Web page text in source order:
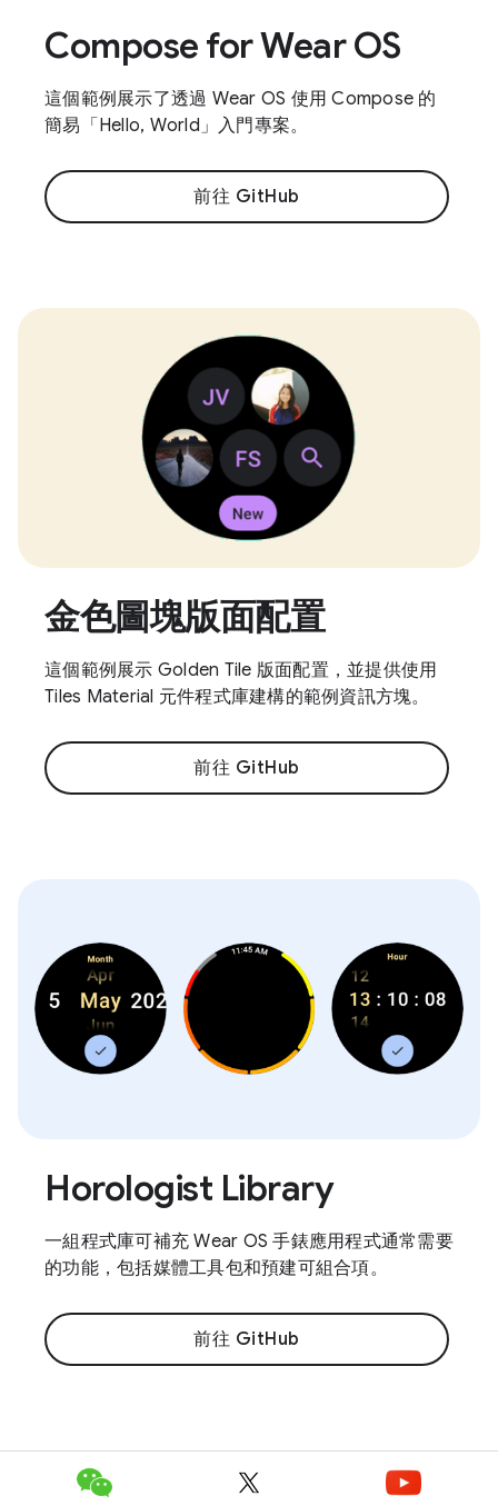
Compose for Wear OS
這個範例展示了透過 Wear OS 使用 Compose 的
簡易「Hello, World」入門專案。
前往 GitHub
金色圖塊版面配置
這個範例展示 Golden Tile 版面配置，並提供使用
Tiles Material 元件程式庫建構的範例資訊方塊。
前往 GitHub
Horologist Library
一組程式庫可補充 Wear OS 手錶應用程式通常需要
的功能，包括媒體工具包和預建可組合項。
前往 GitHub